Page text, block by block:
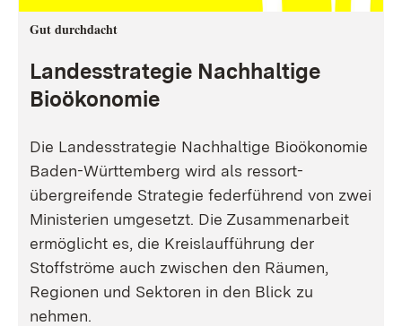
Gut durchdacht
Landesstrategie Nachhaltige
Bioökonomie
Die Landesstrategie Nachhaltige Bioökonomie
Baden-Württemberg wird als ressort-
übergreifende Strategie federführend von zwei
Ministerien umgesetzt. Die Zusammenarbeit
ermöglicht es, die Kreislaufführung der
Stoffströme auch zwischen den Räumen,
Regionen und Sektoren in den Blick zu
nehmen.